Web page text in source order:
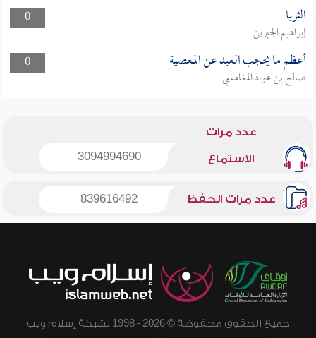
0
الثريا
إبراهيم الجبرين
0
أعظم ما يحجب العبد عن المعصية
صالح بن عواد المغامسي
عدد مرات
الاستماع 3094994690
عدد مرات الحفظ 839616492
جميع الحقوق محفوظة © 2026 - 1998 لشبكة إسلام ويب